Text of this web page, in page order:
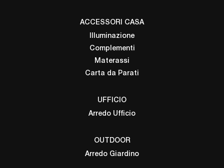
ACCESSORI CASA
Illuminazione
Complementi
Materassi
Carta da Parati
UFFICIO
Arredo Ufficio
OUTDOOR
Arredo Giardino